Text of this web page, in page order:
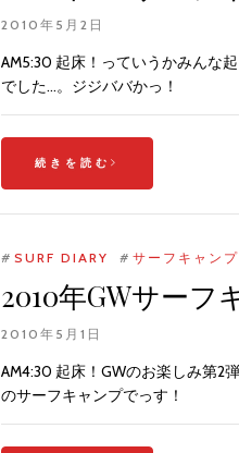
2010年5月2日
AM5:30 起床！っていうかみんな
でした…。ジジババかっ！
続きを読む
# SURF DIARY # サーフキャンプ
2010年GWサーフ
2010年5月1日
AM4:30 起床！GWのお楽しみ第2
のサーフキャンプでっす！